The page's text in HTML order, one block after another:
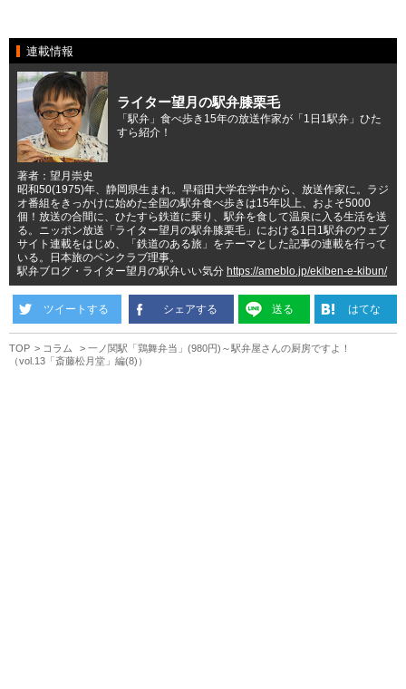
連載情報
ライター望月の駅弁膝栗毛
「駅弁」食べ歩き15年の放送作家が「1日1駅弁」ひた
すら紹介！
著者：望月崇史
昭和50(1975)年、静岡県生まれ。早稲田大学在学中から、放送作家に。ラジ
オ番組をきっかけに始めた全国の駅弁食べ歩きは15年以上、およそ5000
個！放送の合間に、ひたすら鉄道に乗り、駅弁を食して温泉に入る生活を送
る。ニッポン放送「ライター望月の駅弁膝栗毛」における1日1駅弁のウェブ
サイト連載をはじめ、「鉄道のある旅」をテーマとした記事の連載を行って
いる。日本旅のペンクラブ理事。
駅弁ブログ・ライター望月の駅弁いい気分 https://ameblo.jp/ekiben-e-kibun/
ツイートする シェアする 送る はてな
TOP コラム
一ノ関駅「鶏舞弁当」(980円)～駅弁屋さんの厨房ですよ！
（vol.13「斎藤松月堂」編(8)）